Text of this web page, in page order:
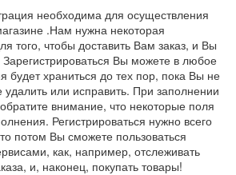
необходима для осуществления
.Нам нужна некоторая
того, чтобы доставить Вам заказ, и Вы
Зарегистрироваться Вы можете в любое
храниться до тех пор, пока Вы не
или исправить. При заполнении
внимание, что некоторые поля
Регистрироваться нужно всего
потом Вы сможете пользоваться
как, например, отслеживать
и, наконец, покупать товары!